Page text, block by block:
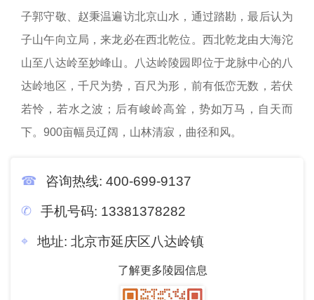
子郭守敬、赵秉温遍访北京山水，通过踏勘，最后认为
子山午向立局，来龙必在西北乾位。西北乾龙由大海沱
山至八达岭至妙峰山。八达岭陵园即位于龙脉中心的八
达岭地区，千尺为势，百尺为形，前有低峦无数，若伏
若怜，若水之波；后有峻岭高耸，势如万马，自天而
下。900亩幅员辽阔，山林清寂，曲径和风。
咨询热线: 400-699-9137
手机号码: 13381378282
地址: 北京市延庆区八达岭镇
了解更多陵园信息